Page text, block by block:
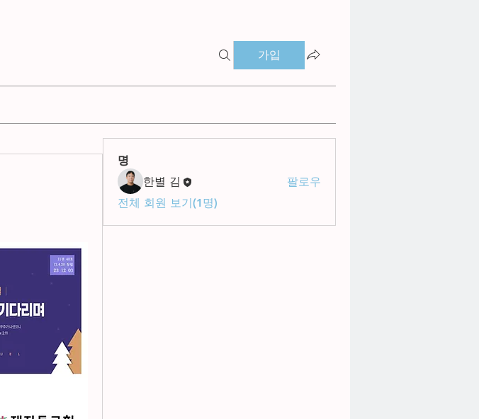
가입
명
한별 김
팔로우
전체 회원 보기(1명)